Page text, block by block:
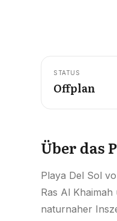
STATUS
Offplan
Über das
Playa Del Sol
Ras Al
naturnaher